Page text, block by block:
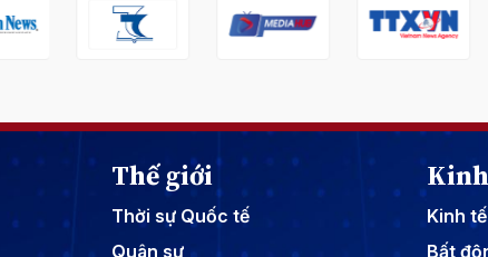
Thế giới
Thời sự Quốc tế
Quân sự
Kinh
Bất